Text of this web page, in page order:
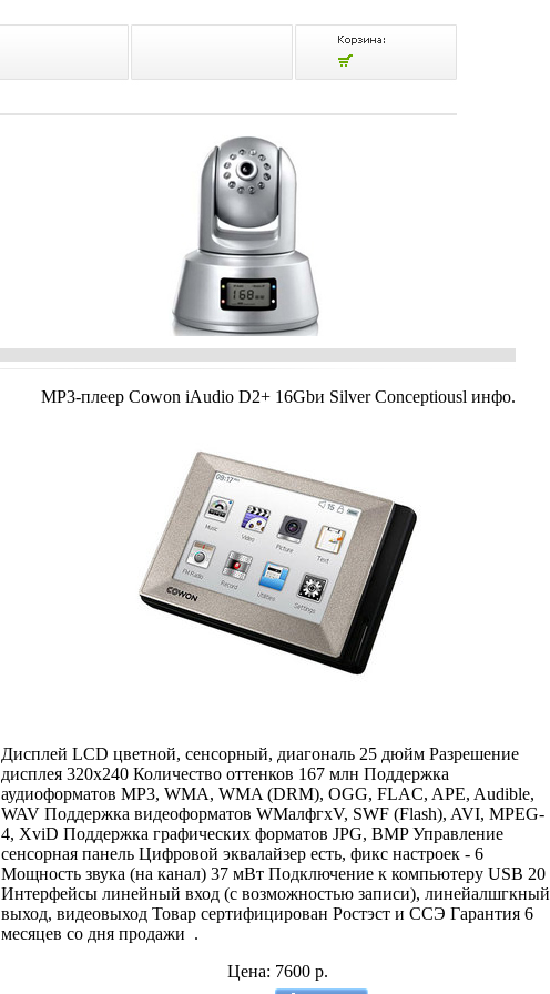
MP3-плеер Cowon iAudio D2+ 16Gbи Silver Conceptiousl инфо.
Дисплей LCD цветной, сенсорный, диагональ 25 дюйм Разрешение
дисплея 320x240 Количество оттенков 167 млн Поддержка
аудиоформатов MP3, WMA, WMA (DRM), OGG, FLAC, APE, Audible,
WAV Поддержка видеоформатов WMалфгхV, SWF (Flash), AVI, MPEG-
4, XviD Поддержка графических форматов JPG, BMP Управление
сенсорная панель Цифровой эквалайзер есть, фикс настроек - 6
Мощность звука (на канал) 37 мВт Подключение к компьютеру USB 20
Интерфейсы линейный вход (с возможностью записи), линейалшгкный
выход, видеовыход Товар сертифицирован Ростэст и ССЭ Гарантия 6
месяцев со дня продажи .
Цена: 7600 р.